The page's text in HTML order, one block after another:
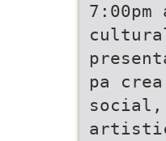
pa
social,